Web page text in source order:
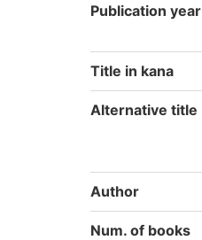
Publication year
Title in kana
Alternative title
Author
Num. of books